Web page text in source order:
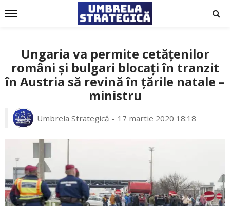
Ungaria va permite cetățenilor
români și bulgari blocați în tranzit
în Austria să revină în țările natale –
ministru
Umbrela Strategică 17 martie 2020 18:18